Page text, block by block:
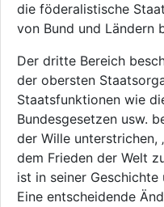
die föderalistische
von Bund und Ländern
Der dritte Bereich
der obersten
Staatsfunktionen wie
Bundesgesetzen usw.
der Wille unterstrichen,
dem Frieden der Welt
ist in seiner
Eine entscheidende